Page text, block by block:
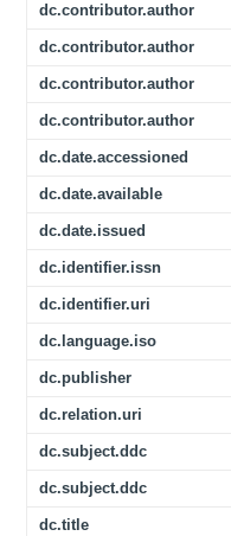
dc.contributor.author
dc.contributor.author
dc.contributor.author
dc.contributor.author
dc.date.accessioned
dc.date.available
dc.date.issued
dc.identifier.issn
dc.identifier.uri
dc.language.iso
dc.publisher
dc.relation.uri
dc.subject.ddc
dc.subject.ddc
dc.title